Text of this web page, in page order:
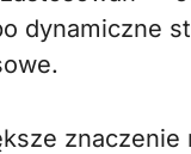
dynamiczne
znaczenie